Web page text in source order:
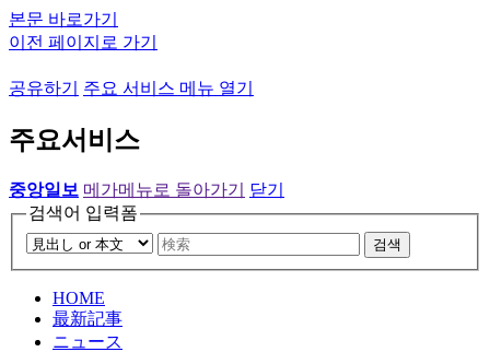
본문 바로가기
이전 페이지로 가기
공유하기 주요 서비스 메뉴 열기
주요서비스
중앙일보 메가메뉴로 돌아가기
닫기
검색어 입력폼
검색
HOME
最新記事
ニュース